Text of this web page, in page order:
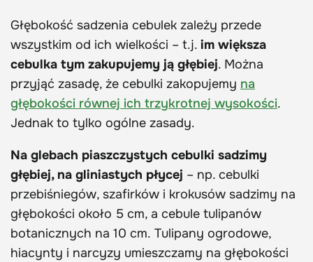
Głębokość sadzenia cebulek zależy przede
wszystkim od ich wielkości – t.j. im większa
cebulka tym zakupujemy ją głębiej. Można
przyjąć zasadę, że cebulki zakopujemy na
głębokości równej ich trzykrotnej wysokości.
Jednak to tylko ogólne zasady.
Na glebach piaszczystych cebulki sadzimy
głębiej, na gliniastych płycej – np. cebulki
przebiśniegów, szafirków i krokusów sadzimy na
głębokości około 5 cm, a cebule tulipanów
botanicznych na 10 cm. Tulipany ogrodowe,
hiacynty i narcyzy umieszczamy na głębokości